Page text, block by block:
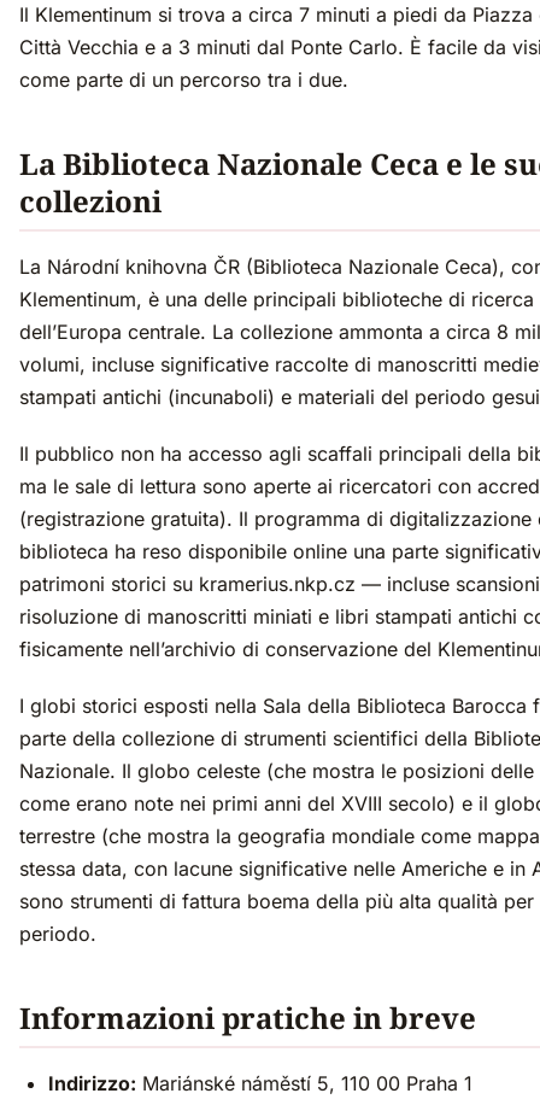
Il Klementinum si trova a circa 7 minuti a piedi da Piazza
Città Vecchia e a 3 minuti dal Ponte Carlo. È facile da
come parte di un percorso tra i due.
La Biblioteca Nazionale Ceca e le
collezioni
La Národní knihovna ČR (Biblioteca Nazionale Ceca),
Klementinum, è una delle principali biblioteche di ricerca
dell’Europa centrale. La collezione ammonta a circa 8
volumi, incluse significative raccolte di manoscritti
stampati antichi (incunaboli) e materiali del periodo
Il pubblico non ha accesso agli scaffali principali della
ma le sale di lettura sono aperte ai ricercatori con
(registrazione gratuita). Il programma di digitalizzazione
biblioteca ha reso disponibile online una parte
patrimoni storici su kramerius.nkp.cz — incluse
risoluzione di manoscritti miniati e libri stampati antichi
fisicamente nell’archivio di conservazione del
I globi storici esposti nella Sala della Biblioteca Barocca
parte della collezione di strumenti scientifici della
Nazionale. Il globo celeste (che mostra le posizioni delle
come erano note nei primi anni del XVIII secolo) e il
terrestre (che mostra la geografia mondiale come
stessa data, con lacune significative nelle Americhe e in
sono strumenti di fattura boema della più alta qualità
periodo.
Informazioni pratiche in breve
Indirizzo: Mariánské náměstí 5, 110 00 Praha 1